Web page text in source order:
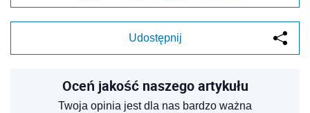
Udostępnij
Oceń jakość naszego artykułu
Twoja opinia jest dla nas bardzo ważna